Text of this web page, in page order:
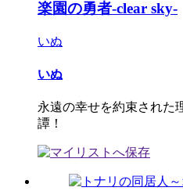
楽園の勇者-clear sky-
いぬ
いぬ
永遠の幸せを約束された
譚！